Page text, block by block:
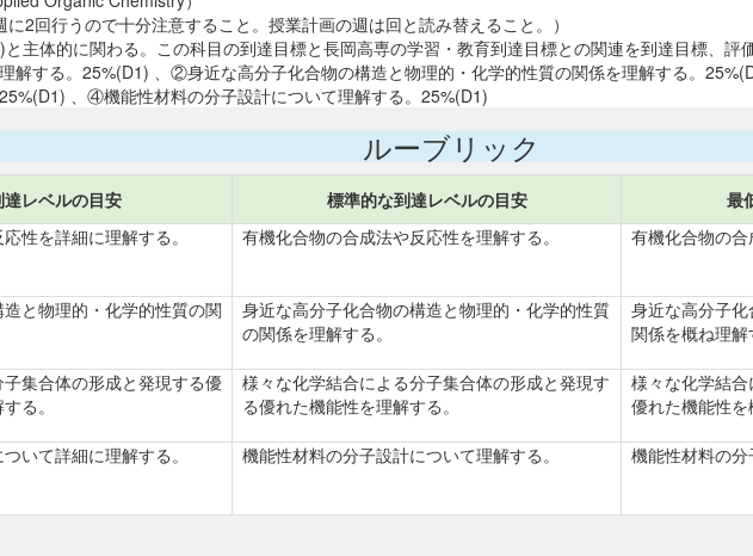
に2回行うので十分注意すること。授業計画の週は回と読み替えること。）
主体的に関わる。この科目の到達目標と長岡高専の学習・教育到達目標との関連を到達目標、評
解する。25%(D1) 、②身近な高分子化合物の構造と物理的・化学的性質の関係を理解する。
、④機能性材料の分子設計について理解する。25%(D1)
ルーブリック
レベルの目安 標準的な到達レベルの目安 最
性を詳細に理解する。 有機化合物の合成法や反応性を理解する。 有機化合物の合
と物理的・化学的性質の関
身近な高分子化合物の構造と物理的・化学的性質
の関係を理解する。
身近な高分子
関係を概ね理解
集合体の形成と発現する優
る。
様々な化学結合による分子集合体の形成と発現す
る優れた機能性を理解する。
様々な化学結
優れた機能性を
いて詳細に理解する。 機能性材料の分子設計について理解する。 機能性材料の分